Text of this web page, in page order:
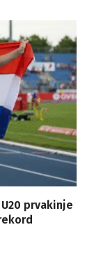
prvakinje